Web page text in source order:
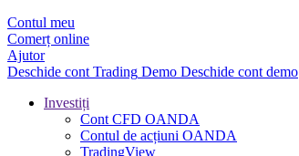
Contul meu
Comerț online
Ajutor
Deschide cont Trading Demo Deschide cont demo
Investiți
Cont CFD OANDA
Contul de acțiuni OANDA
TradingView